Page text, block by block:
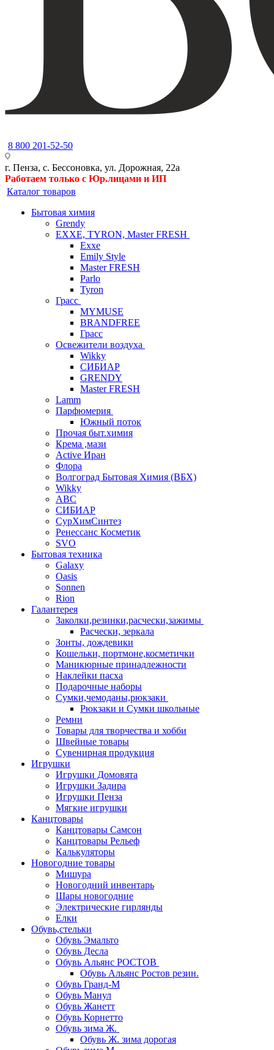
8 800 201-52-50
г. Пенза, с. Бессоновка, ул. Дорожная, 22а
Работаем только с Юр.лицами и ИП
Каталог товаров
Бытовая химия
Grendy
EXXE, TYRON, Master FRESH
Exxe
Emily Style
Master FRESH
Parlo
Tyron
Грасс
MYMUSE
BRANDFREE
Грасс
Освежители воздуха
Wikky
СИБИАР
GRENDY
Master FRESH
Lamm
Парфюмерия
Южный поток
Прочая быт.химия
Крема ,мази
Аctive Иран
Флора
Волгоград Бытовая Химия (ВБХ)
Wikky
АВС
СИБИАР
СурХимСинтез
Ренессанс Косметик
SVO
Бытовая техника
Galaxy
Oasis
Sonnen
Rion
Галантерея
Заколки,резинки,расчески,зажимы
Расчески, зеркала
Зонты, дождевики
Кошельки, портмоне,косметички
Маникюрные принадлежности
Наклейки пасха
Подарочные наборы
Сумки,чемоданы,рюкзаки
Рюкзаки и Сумки школьные
Ремни
Товары для творчества и хобби
Швейные товары
Сувенирная продукция
Игрушки
Игрушки Домовята
Игрушки Задира
Игрушки Пенза
Мягкие игрушки
Канцтовары
Канцтовары Самсон
Канцтовары Рельеф
Калькуляторы
Новогодние товары
Мишура
Новогодний инвентарь
Шары новогодние
Электрические гирлянды
Елки
Обувь,стельки
Обувь Эмальто
Обувь Десла
Обувь Альянс РОСТОВ
Обувь Альянс Ростов резин.
Обувь Гранд-М
Обувь Манул
Обувь Жанетт
Обувь Корнетто
Обувь зима Ж.
Обувь Ж. зима дорогая